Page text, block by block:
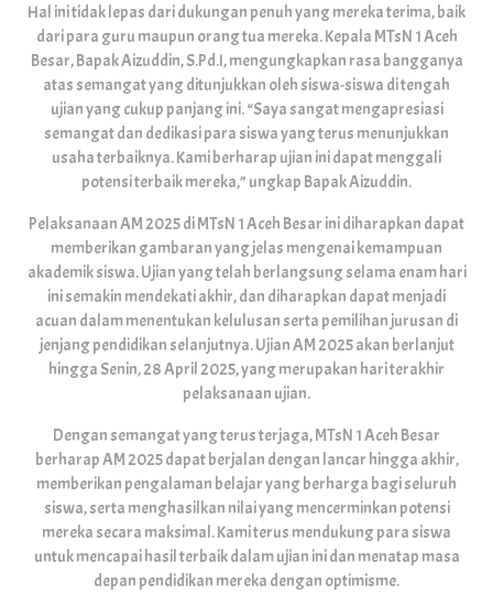
Hal ini tidak lepas dari dukungan penuh yang mereka terima, baik
dari para guru maupun orang tua mereka. Kepala MTsN 1 Aceh
Besar, Bapak Aizuddin, S.Pd.I, mengungkapkan rasa bangganya
atas semangat yang ditunjukkan oleh siswa-siswa di tengah
ujian yang cukup panjang ini. “Saya sangat mengapresiasi
semangat dan dedikasi para siswa yang terus menunjukkan
usaha terbaiknya. Kami berharap ujian ini dapat menggali
potensi terbaik mereka,” ungkap Bapak Aizuddin.
Pelaksanaan AM 2025 di MTsN 1 Aceh Besar ini diharapkan dapat
memberikan gambaran yang jelas mengenai kemampuan
akademik siswa. Ujian yang telah berlangsung selama enam hari
ini semakin mendekati akhir, dan diharapkan dapat menjadi
acuan dalam menentukan kelulusan serta pemilihan jurusan di
jenjang pendidikan selanjutnya. Ujian AM 2025 akan berlanjut
hingga Senin, 28 April 2025, yang merupakan hari terakhir
pelaksanaan ujian.
Dengan semangat yang terus terjaga, MTsN 1 Aceh Besar
berharap AM 2025 dapat berjalan dengan lancar hingga akhir,
memberikan pengalaman belajar yang berharga bagi seluruh
siswa, serta menghasilkan nilai yang mencerminkan potensi
mereka secara maksimal. Kami terus mendukung para siswa
untuk mencapai hasil terbaik dalam ujian ini dan menatap masa
depan pendidikan mereka dengan optimisme.